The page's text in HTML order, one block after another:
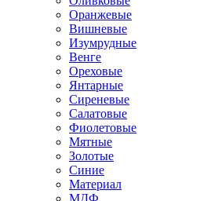
Оранжевые
Вишневые
Изумрудные
Венге
Ореховые
Янтарные
Сиреневые
Салатовые
Фиолетовые
Мятные
Золотые
Синие
Материал
МДФ